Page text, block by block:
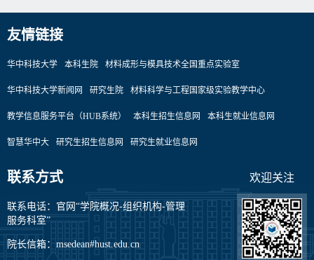
友情链接
华中科技大学 本科生院 材料成形与模具技术全国重点实验室
华中科技大学新闻网 研究生院 材料科学与工程国家级实验教学中心
教学信息服务平台（HUB系统） 本科生招生信息网 本科生就业信息网
智慧华中大 研究生招生信息网 研究生就业信息网
联系方式
联系电话：官网“学院概况-组织机构-管理
服务科室”
院长信箱：msedean#hust.edu.cn
欢迎关注